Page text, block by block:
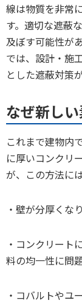
線は物質を非常
す。適切な遮蔽
及ぼす可能性が
では、設計・施
とした遮蔽対策
なぜ新し
これまで建物内
に厚いコンクリ
が、この方法に
・壁が分厚くな
・コンクリート
料の均一性に問
・コバルトやユ